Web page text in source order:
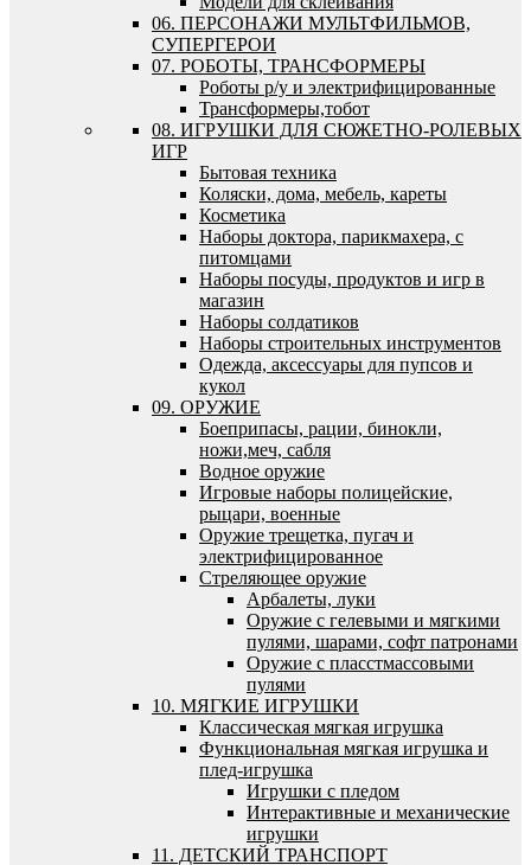
06. ПЕРСОНАЖИ МУЛЬТФИЛЬМОВ,
СУПЕРГЕРОИ
07. РОБОТЫ, ТРАНСФОРМЕРЫ
Роботы р/у и электрифицированные
Трансформеры,тобот
08. ИГРУШКИ ДЛЯ СЮЖЕТНО-РОЛЕВЫХ
ИГР
Бытовая техника
Коляски, дома, мебель, кареты
Косметика
Наборы доктора, парикмахера, с
питомцами
Наборы посуды, продуктов и игр в
магазин
Наборы солдатиков
Наборы строительных инструментов
Одежда, аксессуары для пупсов и
кукол
09. ОРУЖИЕ
Боеприпасы, рации, бинокли,
ножи,меч, сабля
Водное оружие
Игровые наборы полицейские,
рыцари, военные
Оружие трещетка, пугач и
электрифицированное
Стреляющее оружие
Арбалеты, луки
Оружие с гелевыми и мягкими
пулями, шарами, софт патронами
Оружие с пласстмассовыми
пулями
10. МЯГКИЕ ИГРУШКИ
Классическая мягкая игрушка
Функциональная мягкая игрушка и
плед-игрушка
Игрушки с пледом
Интерактивные и механические
игрушки
11. ДЕТСКИЙ ТРАНСПОРТ